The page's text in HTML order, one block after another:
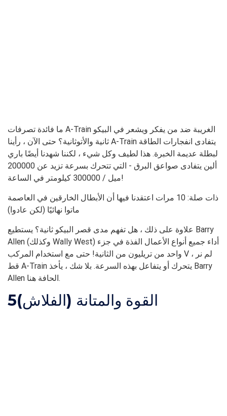
ما فائدة تصرفات A-Train الغريبة ضد من يفكر ويشعر في البيكو
ثانية والأتوثانية؟ حتى الآن ، رأينا A-Train يتفادى انفجارات الطاقة
لبطلة عديمة الخبرة. هذا لطيف وكل شيء ، لكننا شهدنا أيضًا باري
ألين يتفادى صواعق البرق - التي تتحرك بسرعة تزيد عن 200000
ميل / 300000 كيلومتر في الساعة!
ذات صلة: 10 مرات اعتقدنا فيها أن الأبطال الخارقين في العاصمة
ماتوا نهائيًا (لكن عادوا)
علاوة على ذلك ، هل تفهم مدى قصر البيكو ثانية؟ يستطيع Barry
Allen (وكذلك Wally West) أداء جميع أنواع الأعمال الفذة في جزء
واحد من تريليون من الثانية! حتى مع استخدام المركب V ، لم نر
قط A-Train يتحرك أو يتفاعل بهذه السرعة. بلا شك ، يأخذ Barry
Allen الحافة هنا.
5القوة والمتانة (الفلاش)